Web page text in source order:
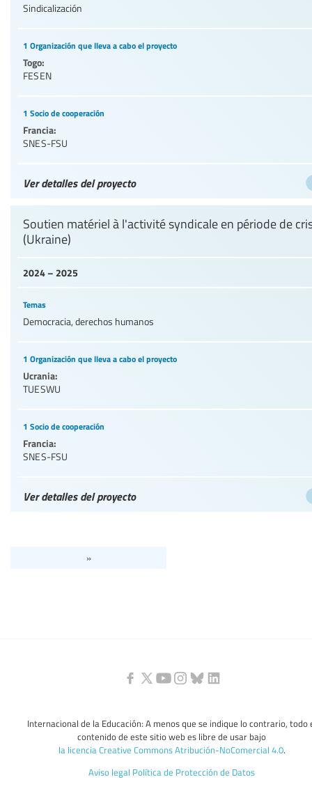
Sindicalización
1 Organización que lleva a cabo el proyecto
Togo:
FESEN
1 Socio de cooperación
Francia:
SNES-FSU
Ver detalles del proyecto
2024 – 2025
Soutien matériel à l'activité syndicale en période de
(Ukraine)
Temas
Democracia, derechos humanos
1 Organización que lleva a cabo el proyecto
Ucrania:
TUESWU
1 Socio de cooperación
Francia:
SNES-FSU
Ver detalles del proyecto
»
Internacional de la Educación: A menos que se indique lo contrario, todo
contenido de este sitio web es libre de usar bajo
la licencia Creative Commons Atribución-NoComercial 4.0.
Aviso legal Política de Protección de Datos